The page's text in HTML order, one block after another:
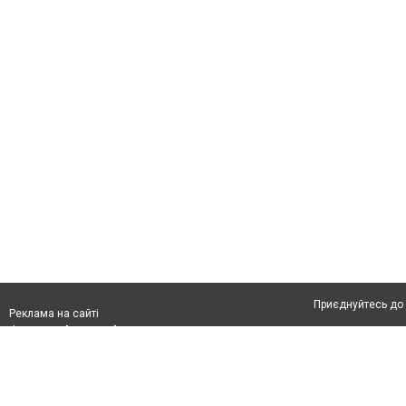
Реклама на сайті
Приєднуйтесь до